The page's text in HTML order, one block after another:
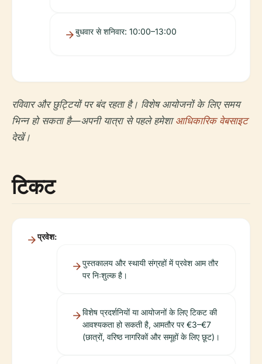
बुधवार से शनिवार: 10:00–13:00
रविवार और छुट्टियों पर बंद रहता है। विशेष आयोजनों के लिए समय
भिन्न हो सकता है—अपनी यात्रा से पहले हमेशाआधिकारिक वेबसाइट
देखें।
टिकट
प्रवेश:
पुस्तकालय और स्थायी संग्रहों में प्रवेश आम तौर
पर निःशुल्क है।
विशेष प्रदर्शनियों या आयोजनों के लिए टिकट की
आवश्यकता हो सकती है, आमतौर पर €3–€7
(छात्रों, वरिष्ठ नागरिकों और समूहों के लिए छूट)।